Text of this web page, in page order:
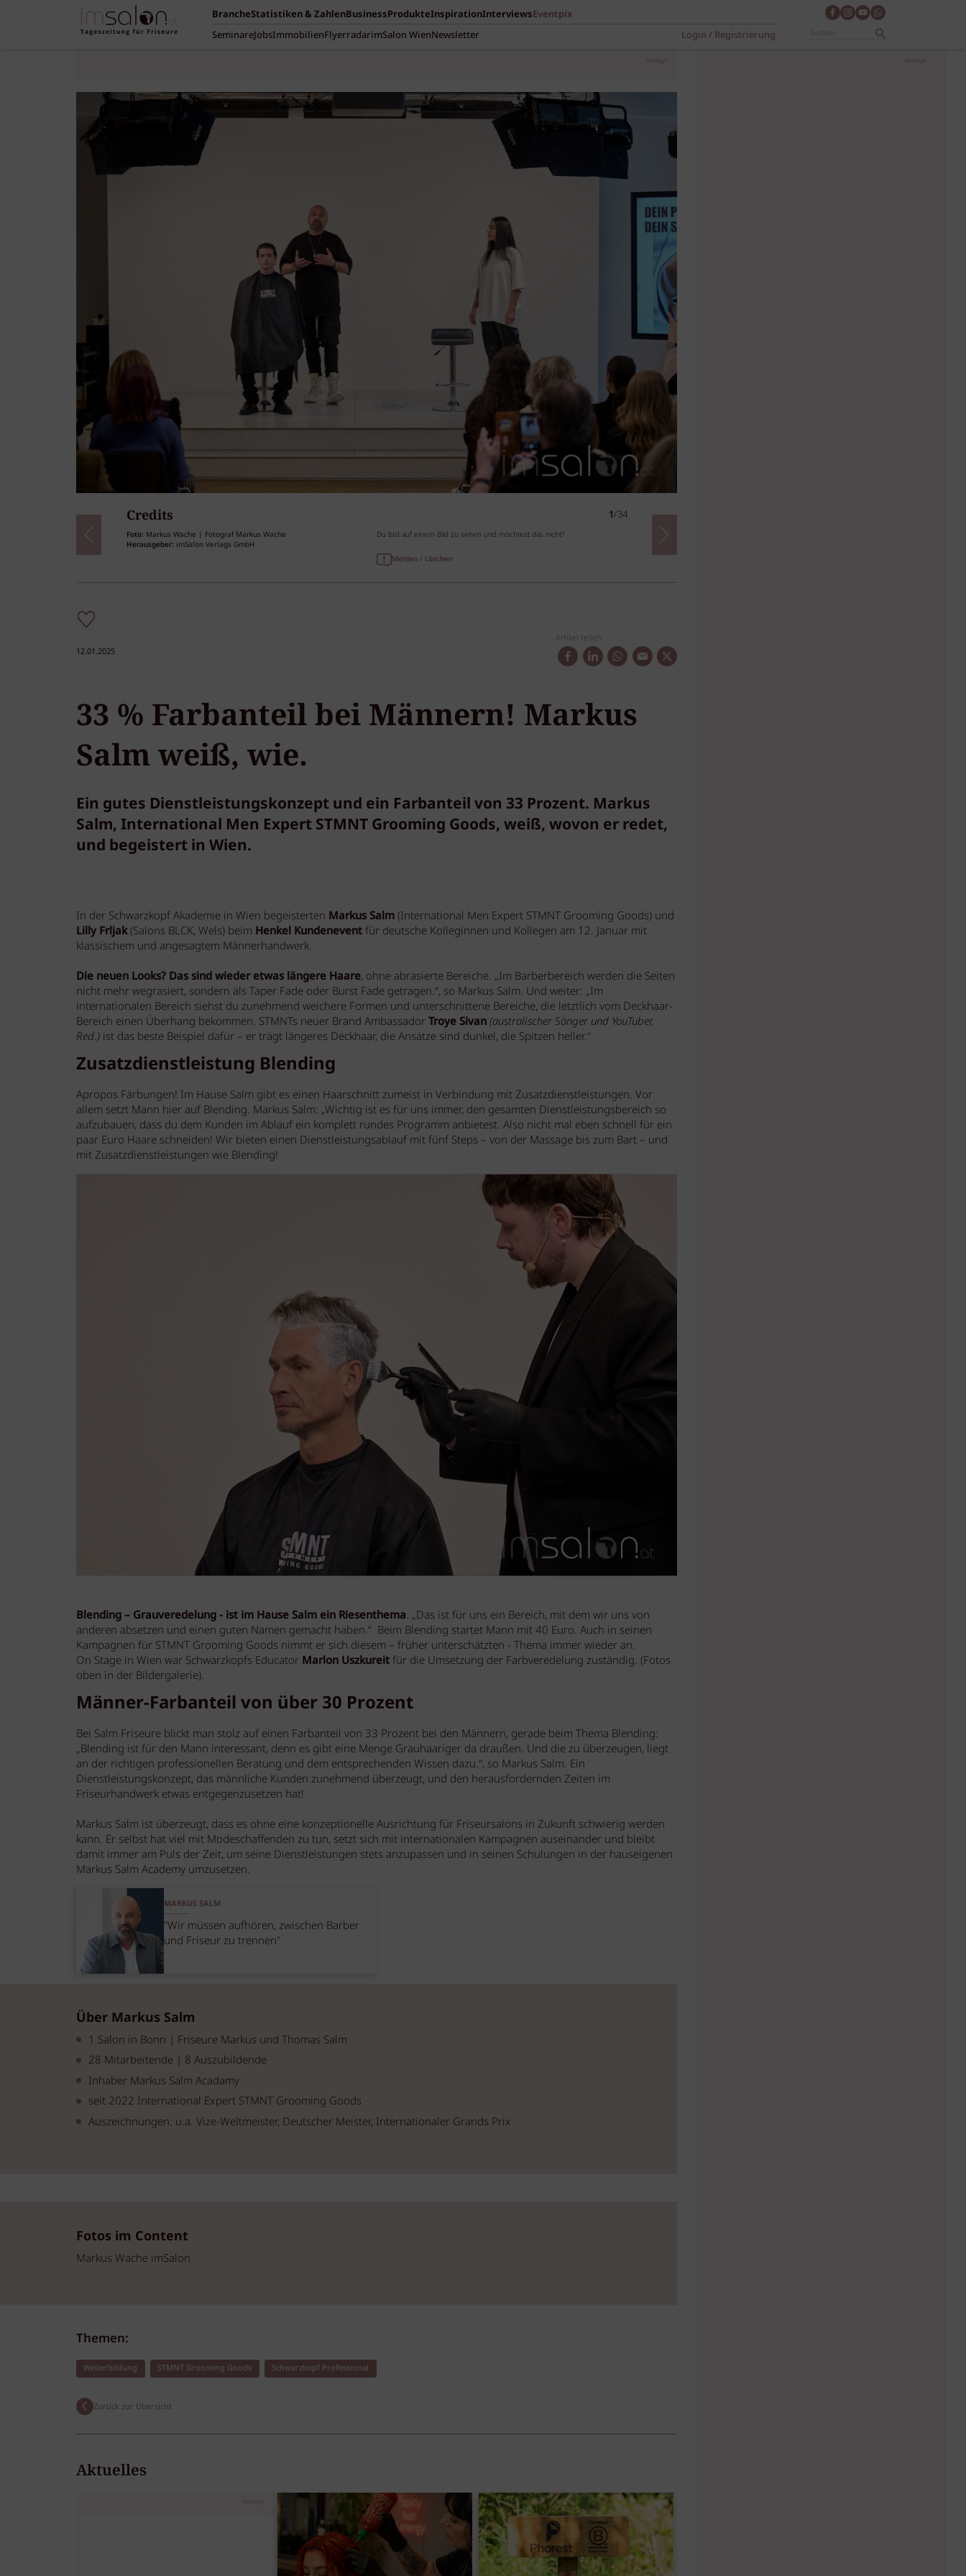
BrancheStatistiken & ZahlenBusinessProdukteInspirationInterviewsEventpix
SeminareJobsImmobilienFlyerradarimSalon WienNewsletter Login / Registrierung
Anzeige
Credits 1/34
Foto: Markus Wache | Fotograf Markus Wache
Herausgeber: imSalon Verlags GmbH
Du bist auf einem Bild zu sehen und möchtest das nicht?
Melden / Löschen
12.01.2025
Artikel teilen:
33 % Farbanteil bei Männern! Markus
Salm weiß, wie.
Ein gutes Dienstleistungskonzept und ein Farbanteil von 33 Prozent. Markus
Salm, International Men Expert STMNT Grooming Goods, weiß, wovon er redet,
und begeistert in Wien.
In der Schwarzkopf Akademie in Wien begeisterten Markus Salm(International Men Expert STMNT Grooming Goods) und
Lilly Frljak(Salons BLCK, Wels) beim Henkel Kundeneventfür deutsche Kolleginnen und Kollegen am 12. Januar mit
klassischem und angesagtem Männerhandwerk.
Die neuen Looks? Das sind wieder etwas längere Haare, ohne abrasierte Bereiche. „Im Barberbereich werden die Seiten
nicht mehr wegrasiert, sondern als Taper Fade oder Burst Fade getragen.“, so Markus Salm. Und weiter: „Im
internationalen Bereich siehst du zunehmend weichere Formen und unterschnittene Bereiche, die letztlich vom Deckhaar-
Bereich einen Überhang bekommen. STMNTs neuer Brand AmbassadorTroye Sivan(australischer Sänger und YouTuber,
Red.)ist das beste Beispiel dafür – er trägt längeres Deckhaar, die Ansätze sind dunkel, die Spitzen heller.“
Zusatzdienstleistung Blending
Apropos Färbungen! Im Hause Salm gibt es einen Haarschnitt zumeist in Verbindung mit Zusatzdienstleistungen. Vor
allem setzt Mann hier auf Blending. Markus Salm: „Wichtig ist es für uns immer, den gesamten Dienstleistungsbereich so
aufzubauen, dass du dem Kunden im Ablauf ein komplett rundes Programm anbietest. Also nicht mal eben schnell für ein
paar Euro Haare schneiden! Wir bieten einen Dienstleistungsablauf mit fünf Steps – von der Massage bis zum Bart – und
mit Zusatzdienstleistungen wie Blending!
Blending – Grauveredelung - ist im Hause Salm ein Riesenthema. „Das ist für uns ein Bereich, mit dem wir uns von
anderen absetzen und einen guten Namen gemacht haben.“ Beim Blending startet Mann mit 40 Euro. Auch in seinen
Kampagnen für STMNT Grooming Goods nimmt er sich diesem – früher unterschätzten - Thema immer wieder an.
On Stage in Wien war Schwarzkopfs EducatorMarlon Uszkureitfür die Umsetzung der Farbveredelung zuständig. (Fotos
oben in der Bildergalerie).
Männer-Farbanteil von über 30 Prozent
Bei Salm Friseure blickt man stolz auf einen Farbanteil von 33 Prozent bei den Männern, gerade beim Thema Blending:
„Blending ist für den Mann interessant, denn es gibt eine Menge Grauhaariger da draußen. Und die zu überzeugen, liegt
an der richtigen professionellen Beratung und dem entsprechenden Wissen dazu.“, so Markus Salm. Ein
Dienstleistungskonzept, das männliche Kunden zunehmend überzeugt, und den herausfordernden Zeiten im
Friseurhandwerk etwas entgegenzusetzen hat!
Markus Salm ist überzeugt, dass es ohne eine konzeptionelle Ausrichtung für Friseursalons in Zukunft schwierig werden
kann. Er selbst hat viel mit Modeschaffenden zu tun, setzt sich mit internationalen Kampagnen auseinander und bleibt
damit immer am Puls der Zeit, um seine Dienstleistungen stets anzupassen und in seinen Schulungen in der hauseigenen
Markus Salm Academy umzusetzen.
MARKUS SALM
"Wir müssen aufhören, zwischen Barber
und Friseur zu trennen"
Über Markus Salm
1 Salon in Bonn | Friseure Markus und Thomas Salm
28 Mitarbeitende | 8 Auszubildende
Inhaber Markus Salm Acadamy
seit 2022 International Expert STMNT Grooming Goods
Auszeichnungen: u.a. Vize-Weltmeister, Deutscher Meister, Internationaler Grands Prix
Fotos im Content
Markus Wache imSalon
Themen:
Weiterbildung STMNT Grooming Goods Schwarzkopf Professional
Zurück zur Übersicht
Aktuelles
Anzeige
Anzeige